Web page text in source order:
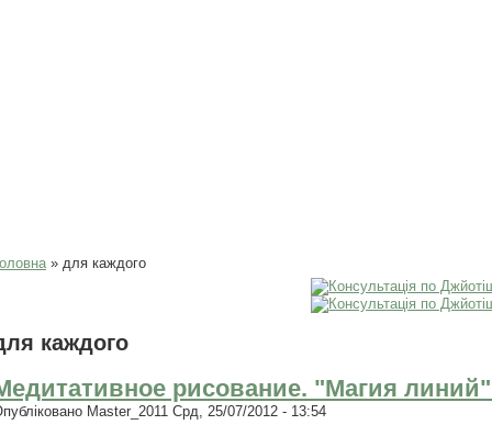
є тут
» для каждого
каждого
рисование. "Магия
Master_2011 Срд, 25/07/2012 - 13:54